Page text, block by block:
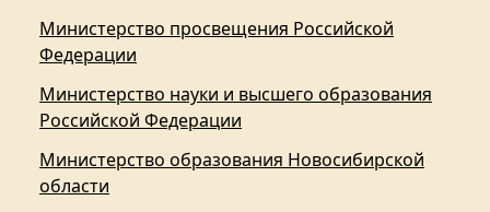
Министерство просвещения Российской
Федерации
Министерство науки и высшего образования
Российской Федерации
Министерство образования Новосибирской
области